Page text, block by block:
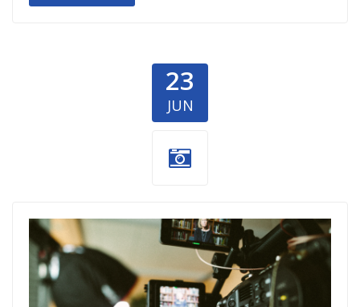
23
JUN
nagrada-
dobrocinitim.png